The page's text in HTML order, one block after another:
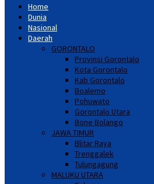
Home
Dunia
Nasional
Daerah
GORONTALO
Provinsi Gorontalo
Kota Gorontalo
Kab Gorontalo
Boalemo
Pohuwato
Gorontalo Utara
Bone Bolango
JAWA TIMUR
Blitar Raya
Trenggalek
Tulungagung
MALUKU UTARA